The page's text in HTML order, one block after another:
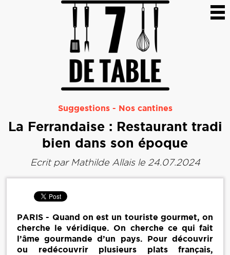
Suggestions- Nos cantines
La Ferrandaise : Restaurant tradi
bien dans son époque
Ecrit par Mathilde Allaisle 24.07.2024
PARIS - Quand on est un touriste gourmet, on
cherche le véridique. On cherche ce qui fait
l’âme gourmande d’un pays. Pour découvrir
ou redécouvrir plusieurs plats français,